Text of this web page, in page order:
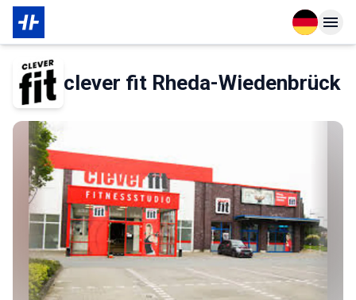
OpenOpen
Über den Partner
clever fit Rheda-Wiedenbrück